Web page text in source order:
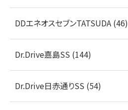
DDエネオスセブンTATSUDA (46)
Dr.Drive嘉島SS (144)
Dr.Drive日赤通りSS (54)